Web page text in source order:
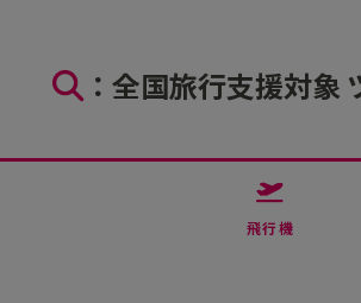
：全国旅行支援対象
飛行機